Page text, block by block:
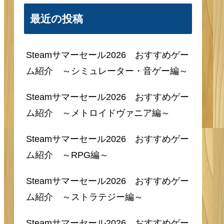
最近の投稿
Steamサマーセール2026 おすすめゲー
ム紹介 ～シミュレーター・音ゲー編～
Steamサマーセール2026 おすすめゲー
ム紹介 ～メトロイドヴァニア編～
Steamサマーセール2026 おすすめゲー
ム紹介 ～RPG編～
Steamサマーセール2026 おすすめゲー
ム紹介 ～ストラテジー編～